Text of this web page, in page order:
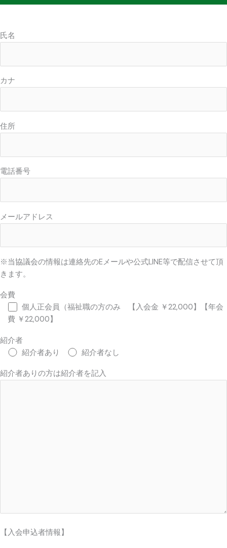
氏名
カナ
住所
電話番号
メールアドレス
※当協議会の情報は連絡先のEメールや公式LINE等で配信させて頂
きます。
会費
個人正会員（福祉職の方のみ 【入会金 ￥22,000】【年会
費 ￥22,000】
紹介者
紹介者あり
紹介者なし
紹介者ありの方は紹介者を記入
【入会申込者情報】